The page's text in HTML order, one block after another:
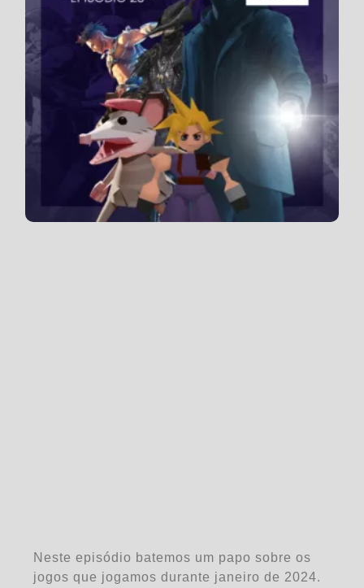
Neste episódio batemos um papo sobre os
jogos que jogamos durante janeiro de 2024.